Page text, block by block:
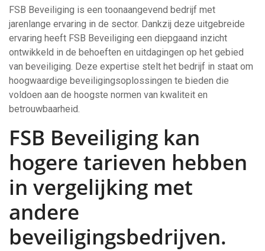
FSB Beveiliging is een toonaangevend bedrijf met
jarenlange ervaring in de sector. Dankzij deze uitgebreide
ervaring heeft FSB Beveiliging een diepgaand inzicht
ontwikkeld in de behoeften en uitdagingen op het gebied
van beveiliging. Deze expertise stelt het bedrijf in staat om
hoogwaardige beveiligingsoplossingen te bieden die
voldoen aan de hoogste normen van kwaliteit en
betrouwbaarheid.
FSB Beveiliging kan
hogere tarieven hebben
in vergelijking met
andere
beveiligingsbedrijven.